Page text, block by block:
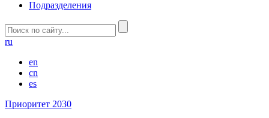
Подразделения
ru
en
cn
es
Приоритет 2030